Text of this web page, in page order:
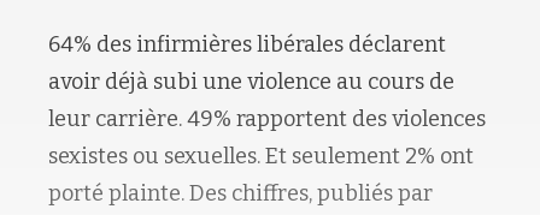
64% des infirmières libérales déclarent
avoir déjà subi une violence au cours de
leur carrière. 49% rapportent des violences
sexistes ou sexuelles. Et seulement 2% ont
porté plainte. Des chiffres, publiés par